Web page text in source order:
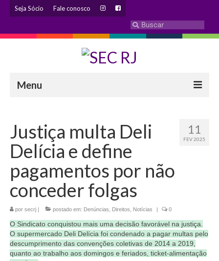
Seja Sócio Fale conosco
Menu
Eleição 2024 – Comissão Eleitoral
Histórico
Diretoria
Estatuto
Atendimentos
Coletivo Margaridas
Coletivo de Igualdade Racial
11
FEV 2025
Justiça multa Deli
Delícia e define
pagamentos por não
conceder folgas
por secrj | postado em: Denúncias Direitos Notícias | 0
O Sindicato conquistou mais uma decisão favorável na justiça.
O supermercado Deli Delícia foi condenado a pagar multas pelo
descumprimento das convenções coletivas de 2014 a 2019,
quanto ao trabalho aos domingos e feriados, ticket-alimentação